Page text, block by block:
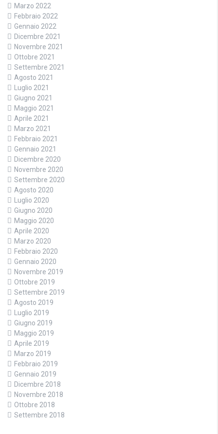
Marzo 2022
Febbraio 2022
Gennaio 2022
Dicembre 2021
Novembre 2021
Ottobre 2021
Settembre 2021
Agosto 2021
Luglio 2021
Giugno 2021
Maggio 2021
Aprile 2021
Marzo 2021
Febbraio 2021
Gennaio 2021
Dicembre 2020
Novembre 2020
Settembre 2020
Agosto 2020
Luglio 2020
Giugno 2020
Maggio 2020
Aprile 2020
Marzo 2020
Febbraio 2020
Gennaio 2020
Novembre 2019
Ottobre 2019
Settembre 2019
Agosto 2019
Luglio 2019
Giugno 2019
Maggio 2019
Aprile 2019
Marzo 2019
Febbraio 2019
Gennaio 2019
Dicembre 2018
Novembre 2018
Ottobre 2018
Settembre 2018